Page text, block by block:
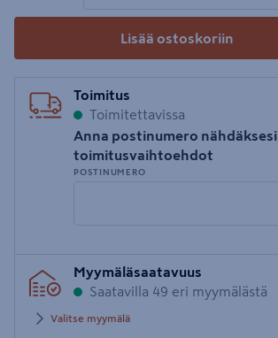
Lisää ostoskoriin
Toimitus
Toimitettavissa
Anna postinumero nähdäksesi
toimitusvaihtoehdot
POSTINUMERO
postinumero
Myymäläsaatavuus
Saatavilla 49 eri myymälästä
Valitse myymälä